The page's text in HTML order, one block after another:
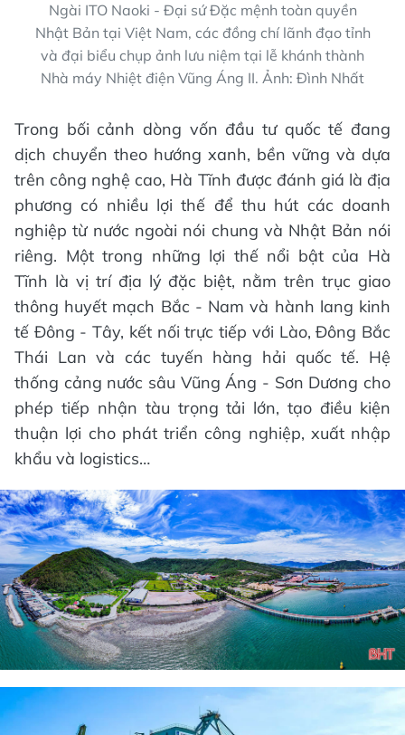
Ngài ITO Naoki - Đại sứ Đặc mệnh toàn quyền
Nhật Bản tại Việt Nam, các đồng chí lãnh đạo tỉnh
và đại biểu chụp ảnh lưu niệm tại lễ khánh thành
Nhà máy Nhiệt điện Vũng Áng II. Ảnh: Đình Nhất
Trong bối cảnh dòng vốn đầu tư quốc tế đang
dịch chuyển theo hướng xanh, bền vững và dựa
trên công nghệ cao, Hà Tĩnh được đánh giá là địa
phương có nhiều lợi thế để thu hút các doanh
nghiệp từ nước ngoài nói chung và Nhật Bản nói
riêng. Một trong những lợi thế nổi bật của Hà
Tĩnh là vị trí địa lý đặc biệt, nằm trên trục giao
thông huyết mạch Bắc - Nam và hành lang kinh
tế Đông - Tây, kết nối trực tiếp với Lào, Đông Bắc
Thái Lan và các tuyến hàng hải quốc tế. Hệ
thống cảng nước sâu Vũng Áng - Sơn Dương cho
phép tiếp nhận tàu trọng tải lớn, tạo điều kiện
thuận lợi cho phát triển công nghiệp, xuất nhập
khẩu và logistics…